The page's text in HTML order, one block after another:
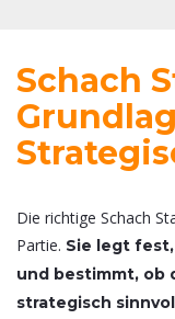
Schach
Die richtige Schach
Partie. Sie legt
und bestimmt, ob
strategisch